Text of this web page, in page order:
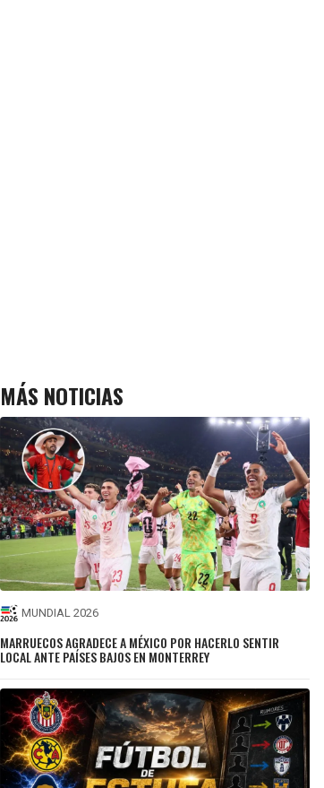
MÁS NOTICIAS
MUNDIAL 2026
MARRUECOS AGRADECE A MÉXICO POR HACERLO SENTIR
LOCAL ANTE PAÍSES BAJOS EN MONTERREY